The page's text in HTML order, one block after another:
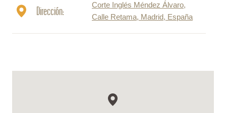
Dirección:
Corte Inglés Méndez Álvaro,
Calle Retama, Madrid, España